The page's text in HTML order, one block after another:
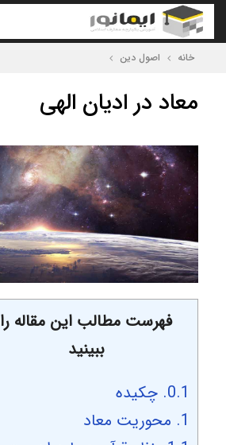
خانه اصول دین
معاد در ادیان الهی
فهرست مطالب این مقاله را
ببینید
0.1. چکیده
1. محوریت معاد